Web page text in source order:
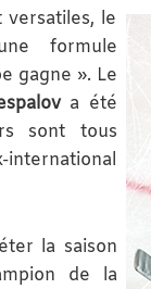
versatiles, le
formule
gagne ». Le
a été
sont tous
la saison
de la